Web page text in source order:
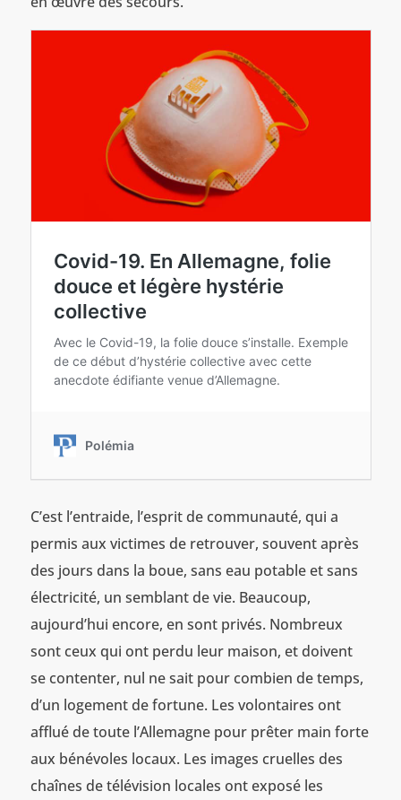
C’est l’entraide, l’esprit de communauté, qui a
permis aux victimes de retrouver, souvent après
des jours dans la boue, sans eau potable et sans
électricité, un semblant de vie. Beaucoup,
aujourd’hui encore, en sont privés. Nombreux
sont ceux qui ont perdu leur maison, et doivent
se contenter, nul ne sait pour combien de temps,
d’un logement de fortune. Les volontaires ont
afflué de toute l’Allemagne pour prêter main forte
aux bénévoles locaux. Les images cruelles des
chaînes de télévision locales ont exposé les